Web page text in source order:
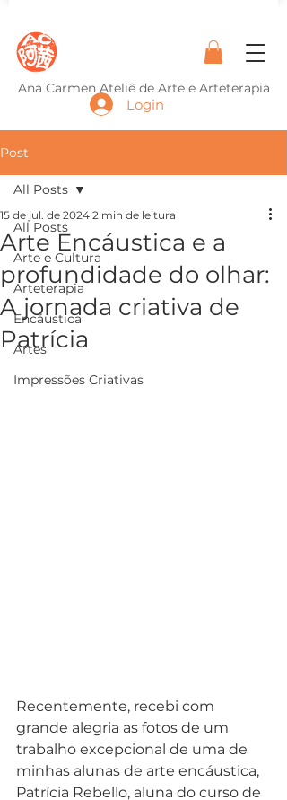
Ana Carmen Ateliê de Arte e Arteterapia
Login
Post
All Posts
Arte e Cultura
Arteterapia
Encáustica
Artes
Impressões Criativas
All Posts
Arte Encáustica e a
profundidade do olhar:
A jornada criativa de
Patrícia
15 de jul. de 2024 2 min de leitura
Recentemente, recebi com
grande alegria as fotos de um
trabalho excepcional de uma de
minhas alunas de arte encáustica,
Patrícia Rebello, aluna do curso de